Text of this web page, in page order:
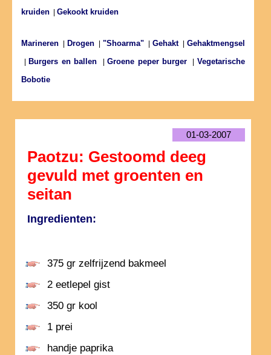
kruiden
Gekookt kruiden
Marineren Drogen "Shoarma" Gehakt|Gehaktmengsel
Burgers en ballen |Groene peper burger |Vegetarische
Bobotie
01-03-2007
Paotzu: Gestoomd deeg
gevuld met groenten en
seitan
Ingredienten:
375 gr zelfrijzend bakmeel
2 eetlepel gist
350 gr kool
1 prei
handje paprika